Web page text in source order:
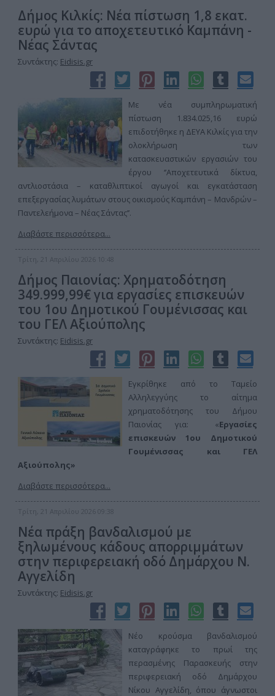
Δήμος Κιλκίς: Νέα πίστωση 1,8 εκατ.
ευρώ για το αποχετευτικό Καμπάνη -
Νέας Σάντας
Συντάκτης: Eidisis.gr
Με νέα συμπληρωματική
πίστωση 1.834.025,16 ευρώ
επιδοτήθηκε η ΔΕΥΑ Κιλκίς για την
ολοκλήρωση των
κατασκευαστικών εργασιών του
έργου ‘’Αποχετευτικά δίκτυα,
αντλιοστάσια – καταθλιπτικοί αγωγοί και εγκατάσταση
επεξεργασίας λυμάτων στους οικισμούς Καμπάνη – Μανδρών –
Παντελεήμονα – Νέας Σάντας’’.
Διαβάστε περισσότερα...
Τρίτη, 21 Απριλίου 2026 10:48
Δήμος Παιονίας: Χρηματοδότηση
349.999,99€ για εργασίες επισκευών
του 1ου Δημοτικού Γουμένισσας και
του ΓΕΛ Αξιούπολης
Συντάκτης: Eidisis.gr
Εγκρίθηκε από το Ταμείο
Αλληλεγγύης το αίτημα
χρηματοδότησης του Δήμου
Παιονίας για: «Εργασίες
επισκευών 1ου Δημοτικού
Γουμένισσας και ΓΕΛ
Αξιούπολης»
Διαβάστε περισσότερα...
Τρίτη, 21 Απριλίου 2026 09:38
Νέα πράξη βανδαλισμού με
ξηλωμένους κάδους απορριμμάτων
στην περιφερειακή οδό Δημάρχου Ν.
Αγγελίδη
Συντάκτης: Eidisis.gr
Νέο κρούσμα βανδαλισμού
καταγράφηκε το πρωί της
περασμένης Παρασκευής στην
περιφερειακή οδό Δημάρχου
Νίκου Αγγελίδη, όπου άγνωστοι